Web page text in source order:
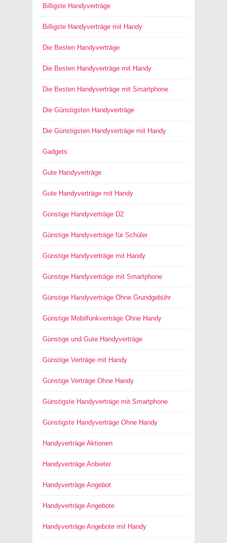
Billigste Handyverträge
Billigste Handyverträge mit Handy
Die Besten Handyverträge
Die Besten Handyverträge mit Handy
Die Besten Handyverträge mit Smartphone
Die Günstigsten Handyverträge
Die Günstigsten Handyverträge mit Handy
Gadgets
Gute Handyverträge
Gute Handyverträge mit Handy
Günstige Handyverträge D2
Günstige Handyverträge für Schüler
Günstige Handyverträge mit Handy
Günstige Handyverträge mit Smartphone
Günstige Handyverträge Ohne Grundgebühr
Günstige Mobilfunkverträge Ohne Handy
Günstige und Gute Handyverträge
Günstige Verträge mit Handy
Günstige Verträge Ohne Handy
Günstigste Handyverträge mit Smartphone
Günstigste Handyverträge Ohne Handy
Handyverträge Aktionen
Handyverträge Anbieter
Handyverträge Angebot
Handyverträge Angebote
Handyverträge Angebote mit Handy